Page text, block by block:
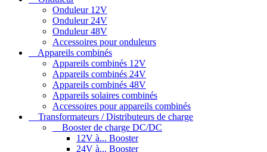
Onduleur 12V
Onduleur 24V
Onduleur 48V
Accessoires pour onduleurs
Appareils combinés
Appareils combinés 12V
Appareils combinés 24V
Appareils combinés 48V
Appareils solaires combinés
Accessoires pour appareils combinés
Transformateurs / Distributeurs de charge
Booster de charge DC/DC
12V à... Booster
24V à... Booster